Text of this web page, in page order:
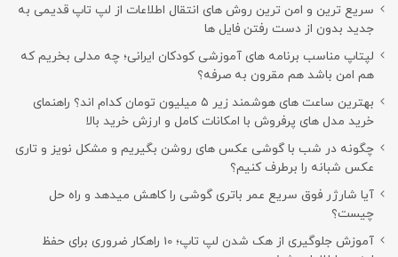
سریع ترین و امن ترین روش های انتقال اطلاعات از لپ تاپ قدیمی به
جدید بدون از دست رفتن فایل ها
لپتاپ مناسب برنامه های آموزشی کودکان ایرانی؛ چه مدلی بخریم که
هم امن باشد هم مقرون به صرفه؟
بهترین ساعت های هوشمند زیر ۵ میلیون تومان کدام اند؟ راهنمای
خرید مدل های پرفروش با امکانات کامل و ارزش خرید بالا
چگونه در شب با گوشی عکس های روشن بگیریم و مشکل نویز و تاری
عکس شبانه را برطرف کنیم؟
آیا شارژر فوق سریع عمر باتری گوشی را کاهش میدهد و راه حل
چیست؟
آموزش جلوگیری از هک شدن لپ تاپ؛ 10 راهکار ضروری برای حفظ